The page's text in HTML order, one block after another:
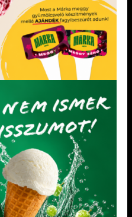
TORTAFORMÁK
TORTAKARIKA 26×6-OS 1 db